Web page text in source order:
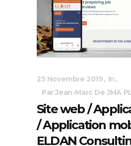
25 Novembre 2019
In
Par Jean-Marc De JMA
Site web /
/ Application
ELDAN